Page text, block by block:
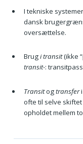
I tekniske
dansk
oversættelse.
Brugi transit(ikke
transit-:
Transitogtransferi
ofte til selve skiftet
opholdet mellem